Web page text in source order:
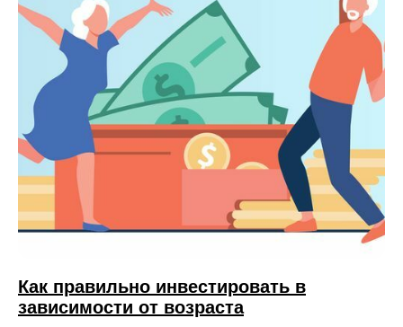
Как правильно инвестировать в
зависимости от возраста